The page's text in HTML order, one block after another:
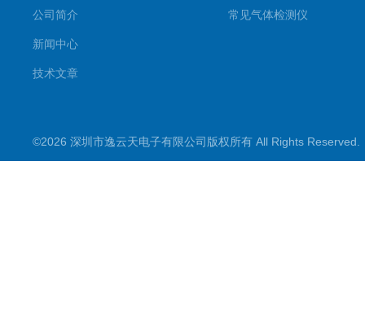
公司简介
新闻中心
技术文章
常见气体检测仪
©2026 深圳市逸云天电子有限公司版权所有 All Rights